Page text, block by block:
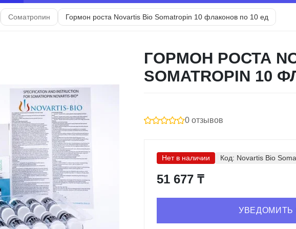
Соматропин Гормон роста Novartis Bio Somatropin 10 флаконов по 10 ед
ГОРМОН РОСТА
SOMATROPIN 10
0 отзывов
Нет в наличии Код: Novartis Bio
51 677 ₸
УВЕДОМИТЬ